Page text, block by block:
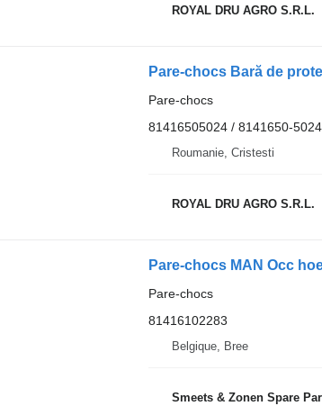
ROYAL DRU AGRO S.R.L.
Pare-chocs
81416505024 / 8141650-5024
Roumanie, Cristesti
ROYAL DRU AGRO S.R.L.
Pare-chocs MAN Occ
Pare-chocs
81416102283
Belgique, Bree
Smeets & Zonen Spare